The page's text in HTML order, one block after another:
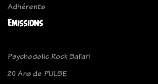
Adhérents
Emissions
Psychedelic Rock Safari
20 Ans de PULSE